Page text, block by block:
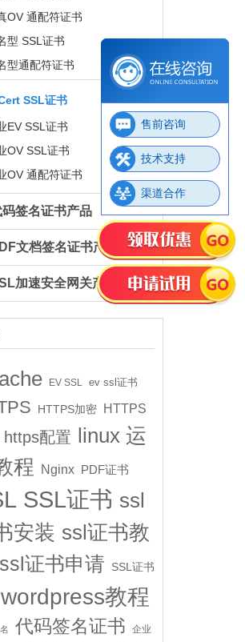
售前咨询
技术支持
渠道合作
OV 通配符证书
型 SSL证书
型通配符证书
SSL证书
EV SSL证书
OV SSL证书
OV 通配符证书
码签名证书产品
文档签名证书产品
加速安全网关产品
EV SSL ev ssl证书
HTTPS加密 HTTPS
https配置 linux 运
程
Nginx PDF证书
SSL证书 ssl
安装 ssl证书教
ssl证书申请 SSL证书
wordpress教程
代码签名证书 企业